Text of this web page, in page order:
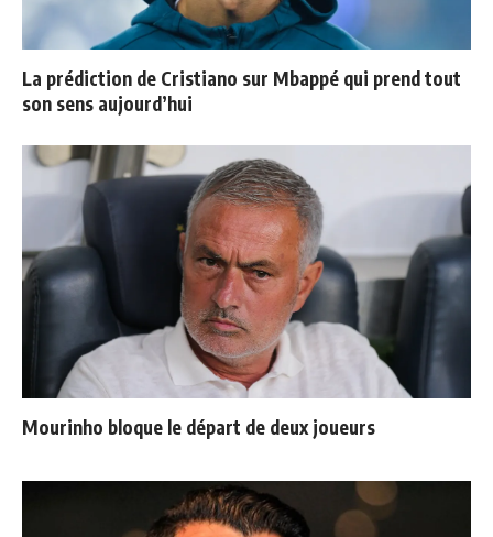
La prédiction de Cristiano sur Mbappé qui prend tout
son sens aujourd’hui
Mourinho bloque le départ de deux joueurs